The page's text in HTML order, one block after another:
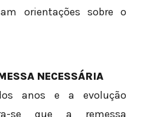
orientações sobre o
NECESSÁRIA
anos e a evolução
se que a remessa